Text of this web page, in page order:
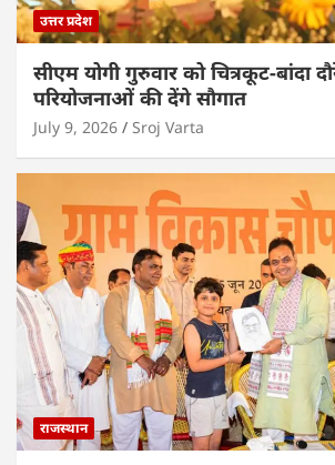
उत्तर प्रदेश
सीएम योगी गुरुवार को चित्रकूट-बांदा
परियोजनाओं की देंगे सौगात
July 9, 2026 Sroj Varta
राजस्थान